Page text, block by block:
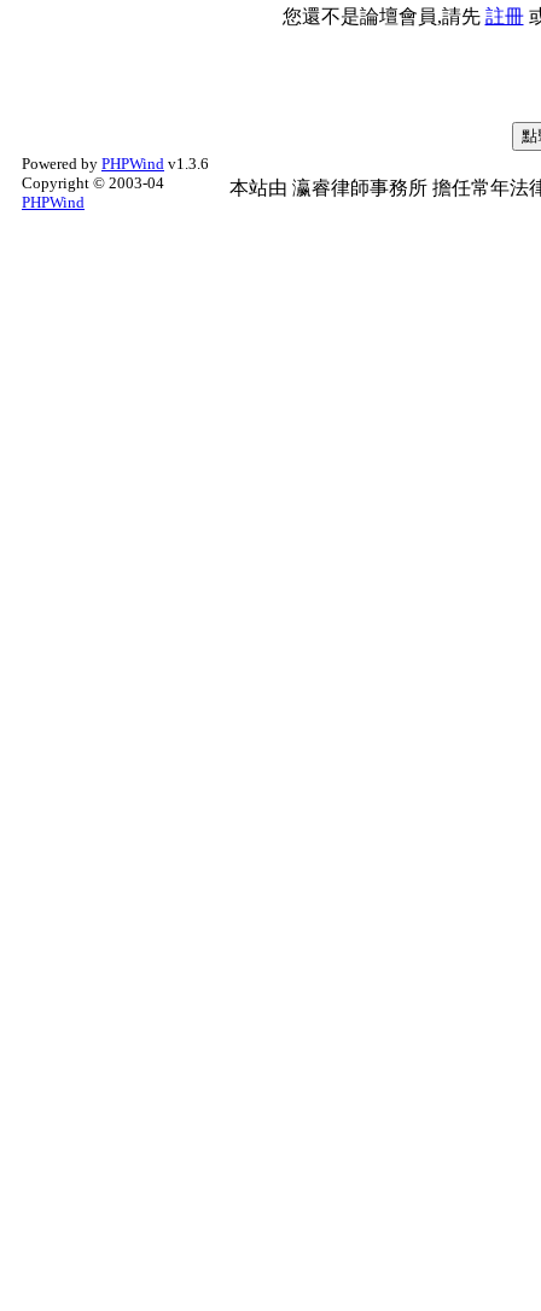
您還不是論壇會員,請先 註冊
Powered by PHPWind v1.3.6
Copyright © 2003-04
PHPWind
本站由 瀛睿律師事務所 擔任常年法